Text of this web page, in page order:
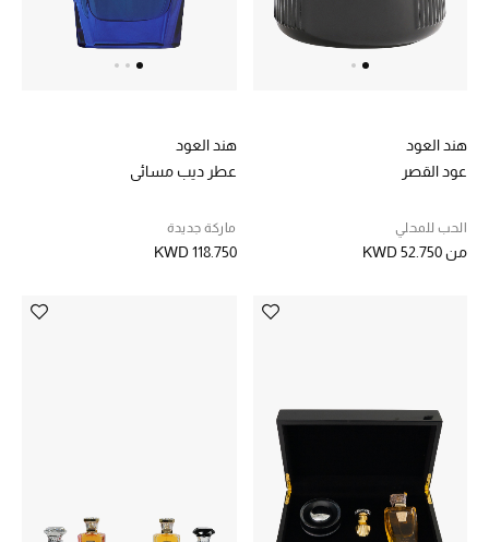
هند العود
عود القصر
الحب للمحلي
منKWD 52.750
هند العود
عطر ديب مسائي
ماركة جديدة
KWD 118.750